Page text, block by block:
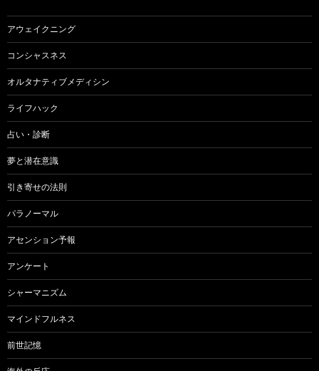
ョ
ン
アウェイクニング
コンシャスネス
オルタナティブメディシン
ライフハック
占い・診断
夢と潜在意識
引き寄せの法則
パラノーマル
アセンション予報
アンケート
シャーマニズム
マインドフルネス
前世記憶